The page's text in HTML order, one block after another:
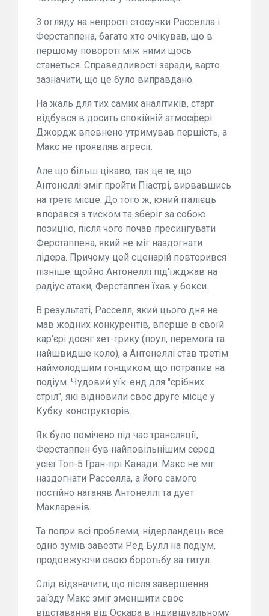
З огляду на непрості стосунки Расселла і
Ферстаппена, багато хто очікував, що в
першому повороті між ними щось
станеться. Справедливості заради, варто
зазначити, що це було виправдано.
На жаль для тих самих аналітиків, старт
відбувся в досить спокійній атмосфері:
Джордж впевнено утримував першість, а
Макс не проявляв агресії.
Але що більш цікаво, так це те, що
Антонеллі зміг пройти Піастрі, вирвавшись
на третє місце. До того ж, юний італієць
впорався з тиском та зберіг за собою
позицію, після чого почав пресингувати
Ферстаппена, який не міг наздогнати
лідера. Причому цей сценарій повторився
пізніше: щойно Антонеллі під'їжджав на
радіус атаки, Ферстаппен їхав у бокси.
В результаті, Расселл, який цього дня не
мав жодних конкурентів, вперше в своїй
кар'єрі досяг хет-трику (поул, перемога та
найшвидше коло), а Антонеллі став третім
наймолодшим гонщиком, що потрапив на
подіум. Чудовий уїк-енд для "срібних
стріл", які відновили своє друге місце у
Кубку конструкторів.
Як було помічено під час трансляції,
Ферстаппен був найповільнішим серед
усієї Топ-5 Гран-прі Канади. Макс не міг
наздогнати Расселла, а його самого
постійно наганяв Антонеллі та дует
Макларенів.
Та попри всі проблеми, нідерландець все
одно зумів завезти Ред Булл на подіум,
продовжуючи свою боротьбу за титул.
Слід відзначити, що після завершення
заїзду Макс зміг зменшити своє
відставання від Оскара в індивідуальному